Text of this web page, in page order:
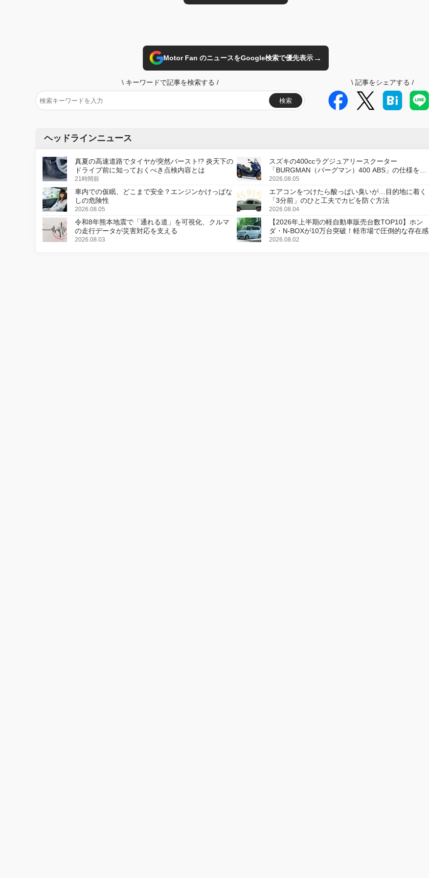
Motor Fan のニュースをGoogle検索で優先表示→
\ キーワードで記事を検索する /
検索
\ 記事をシェアする /
ヘッドラインニュース
真夏の高速道路でタイヤが突然バースト!? 炎天下の
ドライブ前に知っておくべき点検内容とは
21時間前
スズキの400ccラグジュアリースクーター
「BURGMAN（バーグマン）400 ABS」の仕様を変
更し、8月18日に発売
2026.08.05
車内での仮眠、どこまで安全？エンジンかけっぱな
しの危険性
2026.08.05
エアコンをつけたら酸っぱい臭いが…目的地に着く
「3分前」のひと工夫でカビを防ぐ方法
2026.08.04
令和8年熊本地震で「通れる道」を可視化、クルマ
の走行データが災害対応を支える
2026.08.03
【2026年上半期の軽自動車販売台数TOP10】ホン
ダ・N-BOXが10万台突破！軽市場で圧倒的な存在感
2026.08.02